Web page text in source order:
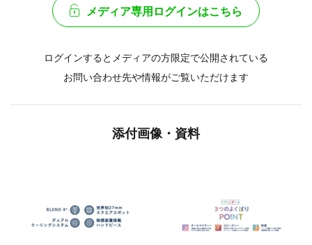
メディア専用ログインはこちら
ログインするとメディアの方限定で公開されている
お問い合わせ先や情報がご覧いただけます
添付画像・資料